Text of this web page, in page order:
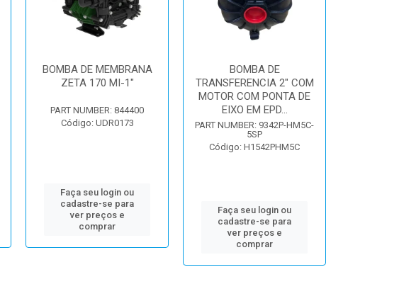
BOMBA DE MEMBRANA
ZETA 170 MI-1"
PART NUMBER: 844400
Código: UDR0173
Faça seu login ou
cadastre-se para
ver preços e
comprar
BOMBA DE
TRANSFERENCIA 2" COM
MOTOR COM PONTA DE
EIXO EM EPD...
PART NUMBER: 9342P-HM5C-
5SP
Código: H1542PHM5C
Faça seu login ou
cadastre-se para
ver preços e
comprar